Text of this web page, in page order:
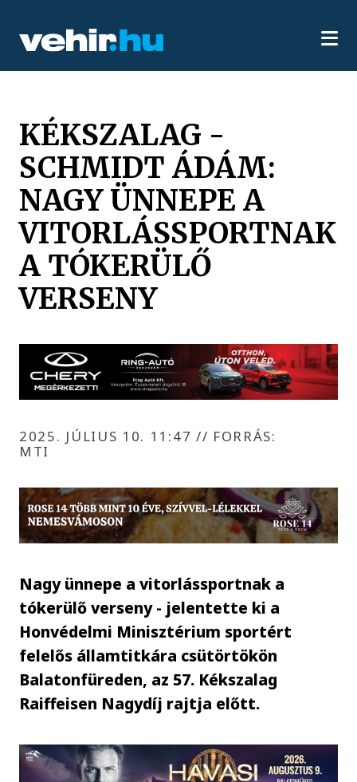
KÉKSZALAG -
SCHMIDT ÁDÁM:
NAGY ÜNNEPE A
VITORLÁSSPORTNAK
A TÓKERÜLŐ
VERSENY
2025. JÚLIUS 10. 11:47 // FORRÁS:
MTI
Nagy ünnepe a vitorlássportnak a
tókerülő verseny - jelentette ki a
Honvédelmi Minisztérium sportért
felelős államtitkára csütörtökön
Balatonfüreden, az 57. Kékszalag
Raiffeisen Nagydíj rajtja előtt.